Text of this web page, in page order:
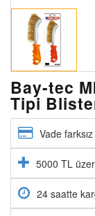
Bay-tec
Tipi
Vade
5000 TL
24 saatte